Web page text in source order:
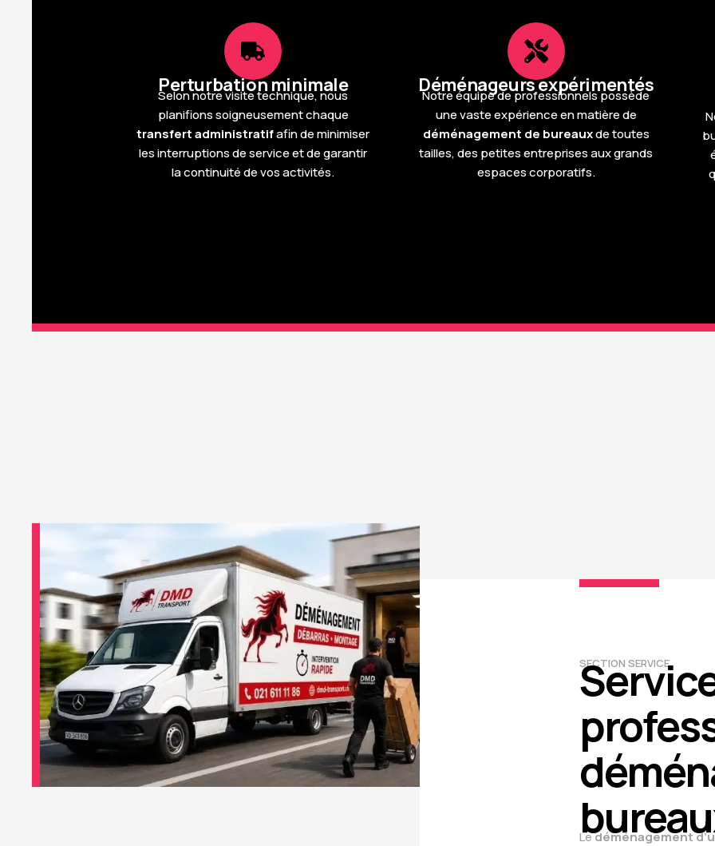
Perturbation minimale
Selon notre visite technique, nous
planifions soigneusement chaque
transfert administratifafin de minimiser
les interruptions de service et de garantir
la continuité de vos activités.
Déménageurs expérimentés
Notre équipe de professionnels possède
une vaste expérience en matière de
déménagement de bureauxde toutes
tailles, des petites entreprises aux grands
espaces corporatifs.
SECTION SERVICE
Ledéménagement